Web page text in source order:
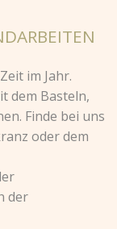
im Jahr.
dem Basteln,
Finde bei uns
oder dem
der